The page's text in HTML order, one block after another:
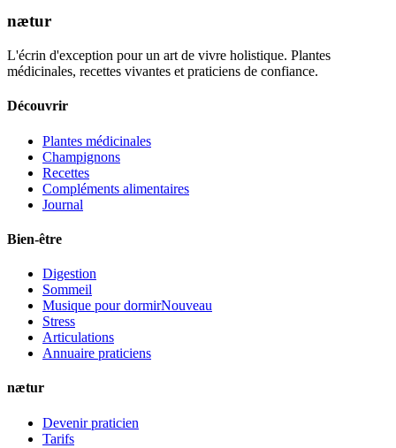
nætur
L'écrin d'exception pour un art de vivre holistique. Plantes
médicinales, recettes vivantes et praticiens de confiance.
Découvrir
Plantes médicinales
Champignons
Recettes
Compléments alimentaires
Journal
Bien-être
Digestion
Sommeil
Musique pour dormirNouveau
Stress
Articulations
Annuaire praticiens
nætur
Devenir praticien
Tarifs